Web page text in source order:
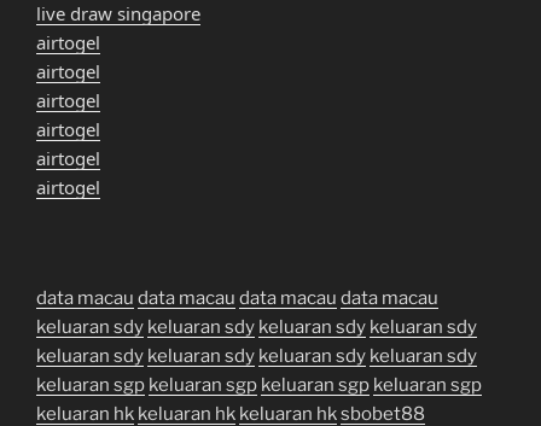
live draw singapore
airtogel
airtogel
airtogel
airtogel
airtogel
airtogel
data macau data macau data macau data macau
keluaran sdy keluaran sdy keluaran sdy keluaran sdy
keluaran sdy keluaran sdy keluaran sdy keluaran sdy
keluaran sgp keluaran sgp keluaran sgp keluaran sgp
keluaran hk keluaran hk keluaran hksbobet88